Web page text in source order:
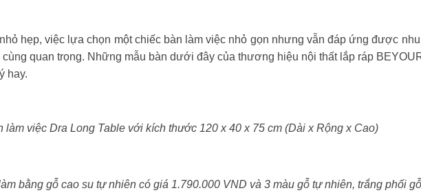
hẹp, việc lựa chọn một chiếc bàn làm việc nhỏ gọn nhưng vẫn đáp ứng được
quan trọng. Những mẫu bàn dưới đây của thương hiệu nội thất lắp ráp
hay.
làm việc Dra Long Table với kích thước 120 x 40 x 75 cm (Dài x Rộng x Cao)
bằng gỗ cao su tự nhiên có giá 1.790.000 VND và 3 màu gỗ tự nhiên, trắng phối